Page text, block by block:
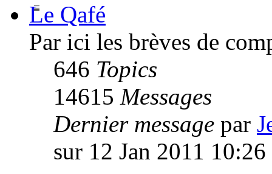
Le Qafé
Par ici les brèves de
646 Topics
14615 Messages
Dernier message par
sur 12 Jan 2011 10:26